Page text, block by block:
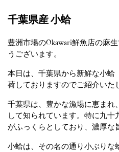
千葉県産 小蛤
豊洲市場のOkawari鮮魚店の麻
うございます。
本日は、千葉県から新鮮な小蛤
荷しておりますのでご紹介いた
千葉県は、豊かな漁場に恵まれ
して知られています。特に九
がふっくらとしており、濃厚な
小蛤は、その名の通り小ぶりな